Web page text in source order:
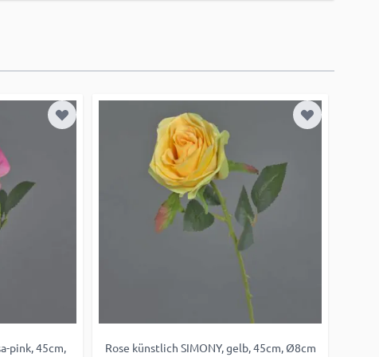
Zur Wunschliste hinzufügen
pink, 45cm,
Zur
Rose künstlich SIMONY, gelb, 45cm, Ø8cm